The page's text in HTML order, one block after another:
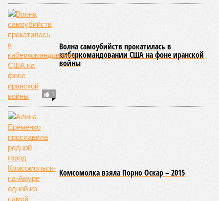
1
Волна самоубийств прокатилась в
киберкомандовании США на фоне иранской
войны
Комсомолка взяла Порно Оскар – 2015